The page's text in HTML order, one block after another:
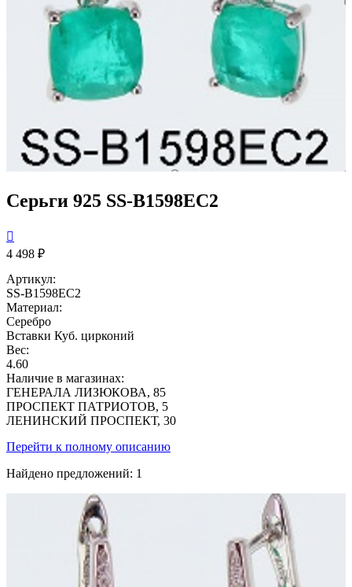
Серьги 925 SS-B1598EC2

4 498 ₽
Артикул:
SS-B1598EC2
Материал:
Серебро
Вставки Куб. цирконий
Вес:
4.60
Наличие в магазинах:
ГЕНЕРАЛА ЛИЗЮКОВА, 85
ПРОСПЕКТ ПАТРИОТОВ, 5
ЛЕНИНСКИЙ ПРОСПЕКТ, 30
Перейти к полному описанию
Найдено предложений: 1